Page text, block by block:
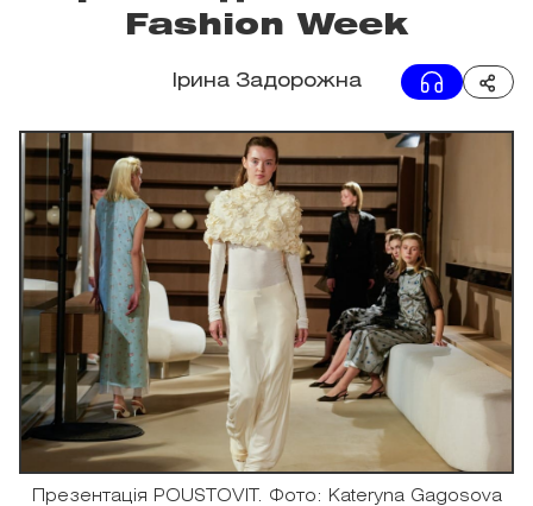
Fashion Week
Ірина Задорожна
Презентація POUSTOVIT. Фото: Kateryna Gagosova